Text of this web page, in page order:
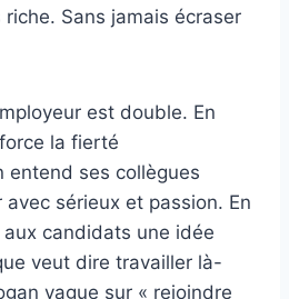
Sans jamais écraser
est double. En
la fierté
entend ses collègues
sérieux et passion. En
candidats une idée
veut dire travailler là-
vague sur « rejoindre